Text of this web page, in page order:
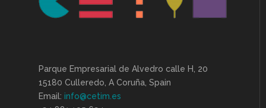
Parque Empresarial de Alvedro calle H, 20
15180 Culleredo, A Coruña, Spain
Email: info@cetim.es